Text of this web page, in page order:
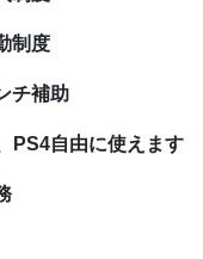
制度
チ補助
PS4自由に使えます